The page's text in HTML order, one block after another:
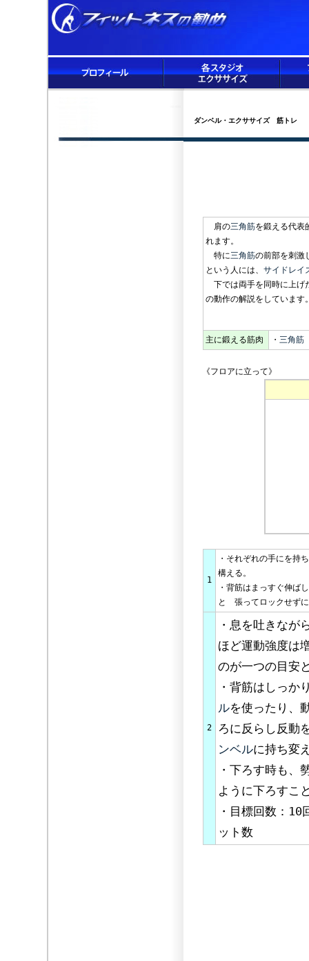
ダンベル・エクササイズ 筋トレ
肩の三角筋を鍛える代表
れます。
特に三角筋の前部を刺激
という人には、 サイドレイ
下では両手を同時に上げ
の動作の解説
主に鍛える筋肉 ・ 三角筋
《フロアに立って》
1
・それぞれの手にを持
構える。
・背筋はまっすぐ伸ば
と 張ってロックせず
2
・息を吐きなが
ほど運動強度は
のが一つの目安
・背筋はしっか
ルを使ったり、
ろに反らし反動
ンベルに持ち変
・下ろす時も、
ように下ろすこ
・目標回数：
ット数